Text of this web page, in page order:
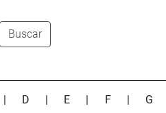
Buscar
D E F G